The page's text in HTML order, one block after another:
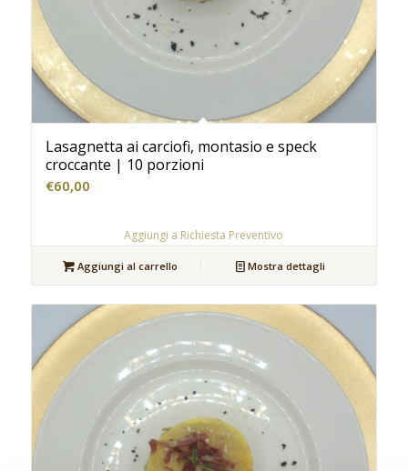
Lasagnetta ai carciofi, montasio e speck
croccante | 10 porzioni
€60,00
Aggiungi a Richiesta Preventivo
Aggiungi al carrello Mostra dettagli